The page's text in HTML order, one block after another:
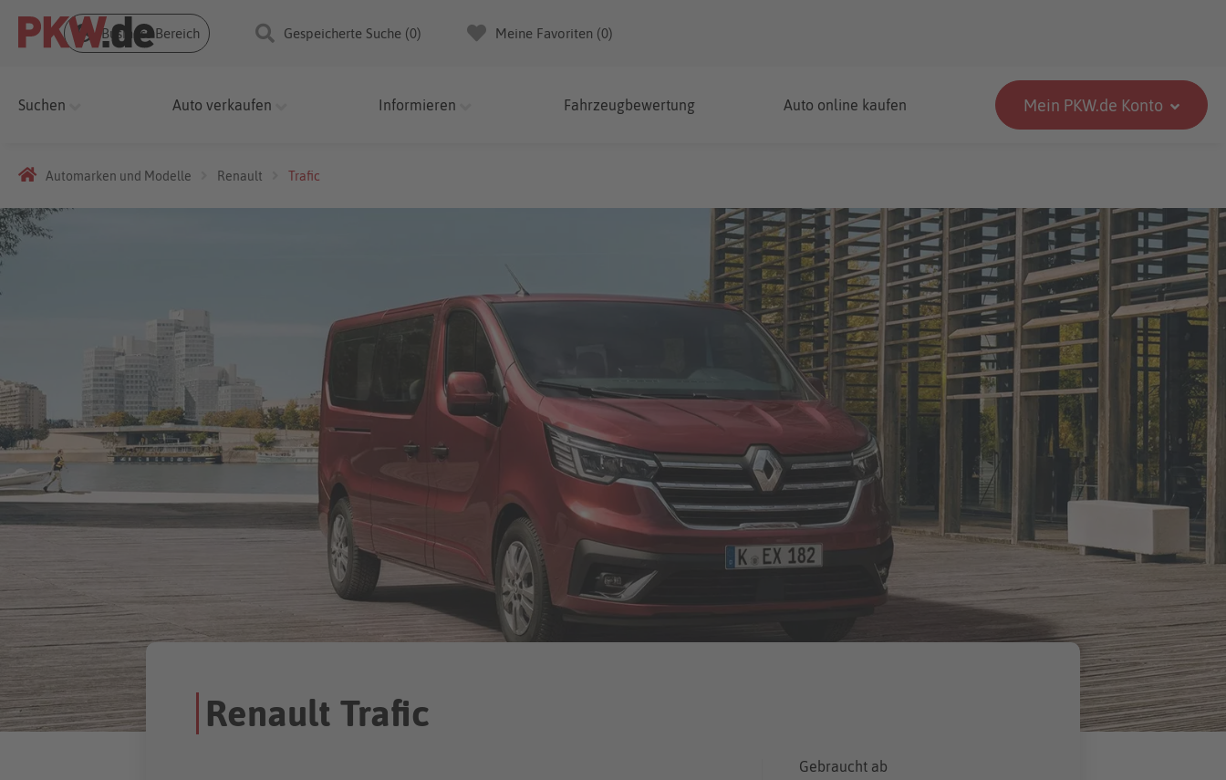
Business Bereich Gespeicherte Suche (0) Meine Favoriten (0)
Suchen Auto verkaufen Informieren Fahrzeugbewertung Auto online kaufen Mein PKW.de Konto
Automarken und Modelle Renault Trafic
Renault Trafic
Gebraucht ab